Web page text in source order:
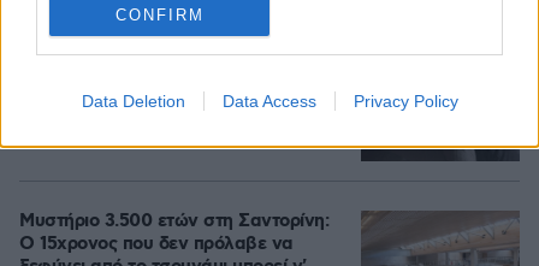
CONFIRM
Data Deletion Data Access Privacy Policy
Νεαρός Παλαιστίνιος κλείδωσε
ανήλικη στο σπίτι του στα Χανιά, την
έσωσαν οι φωνές της
πριν 38 λεπτά 11
Μυστήριο 3.500 ετών στη Σαντορίνη:
Ο 15χρονος που δεν πρόλαβε να